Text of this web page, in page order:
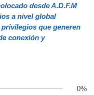
desde A.D.F.M
a nivel global
que generen
conexión y
0%